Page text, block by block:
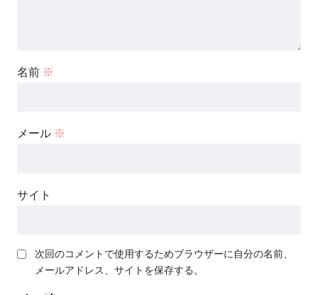
名前 ※
メール ※
サイト
次回のコメントで使用するためブラウザーに自分の名前、
メールアドレス、サイトを保存する。